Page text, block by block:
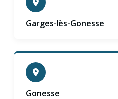
Garges-lès-Gonesse
Gonesse